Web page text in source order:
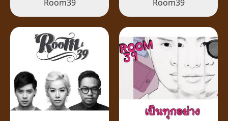
Room39 Room39